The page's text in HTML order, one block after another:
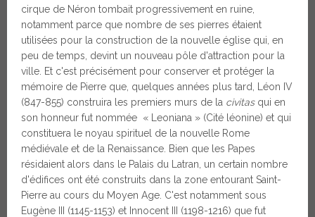
cirque de Néron tombait progressivement en ruine,
notamment parce que nombre de ses pierres étaient
utilisées pour la construction de la nouvelle église qui, en
peu de temps, devint un nouveau pôle d'attraction pour la
ville. Et c'est précisément pour conserver et protéger la
mémoire de Pierre que, quelques années plus tard, Léon IV
(847-855) construira les premiers murs de la civitasqui en
son honneur fut nommée « Leoniana » (Cité léonine) et qui
constituera le noyau spirituel de la nouvelle Rome
médiévale et de la Renaissance. Bien que les Papes
résidaient alors dans le Palais du Latran, un certain nombre
d'édifices ont été construits dans la zone entourant Saint-
Pierre au cours du Moyen Age. C'est notamment sous
Eugène III (1145-1153) et Innocent III (1198-1216) que fut